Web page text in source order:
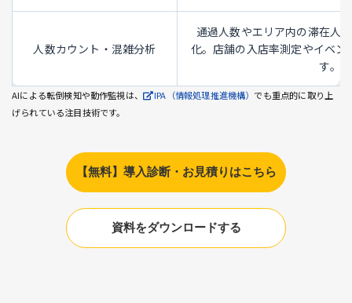
人数カウント・混雑分析
通過人数やエリア内の滞在人
化。店舗の入店率測定やイベ
す。
AIによる転倒検知や動作監視は、 IPA（情報処理推進機構） でも重点的に取り上
げられている注目技術です。
【無料】導入診断・お見積りはこちら
資料をダウンロードする